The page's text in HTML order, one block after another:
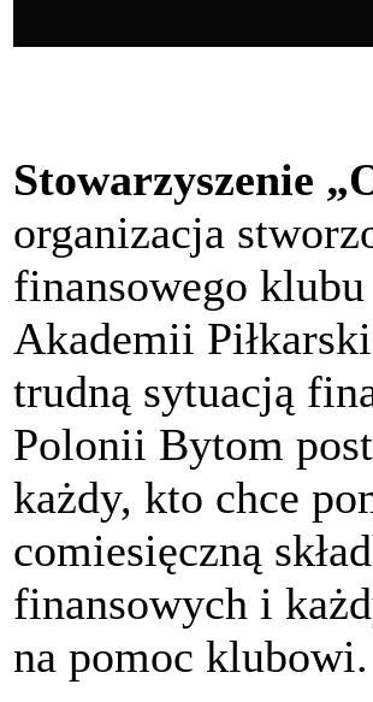
Stowarzyszenie
organizacja
finansowego
Akademii
trudną sytuacją
Polonii Bytom
każdy, kto chce
comiesięczną
finansowych i
na pomoc klubowi.